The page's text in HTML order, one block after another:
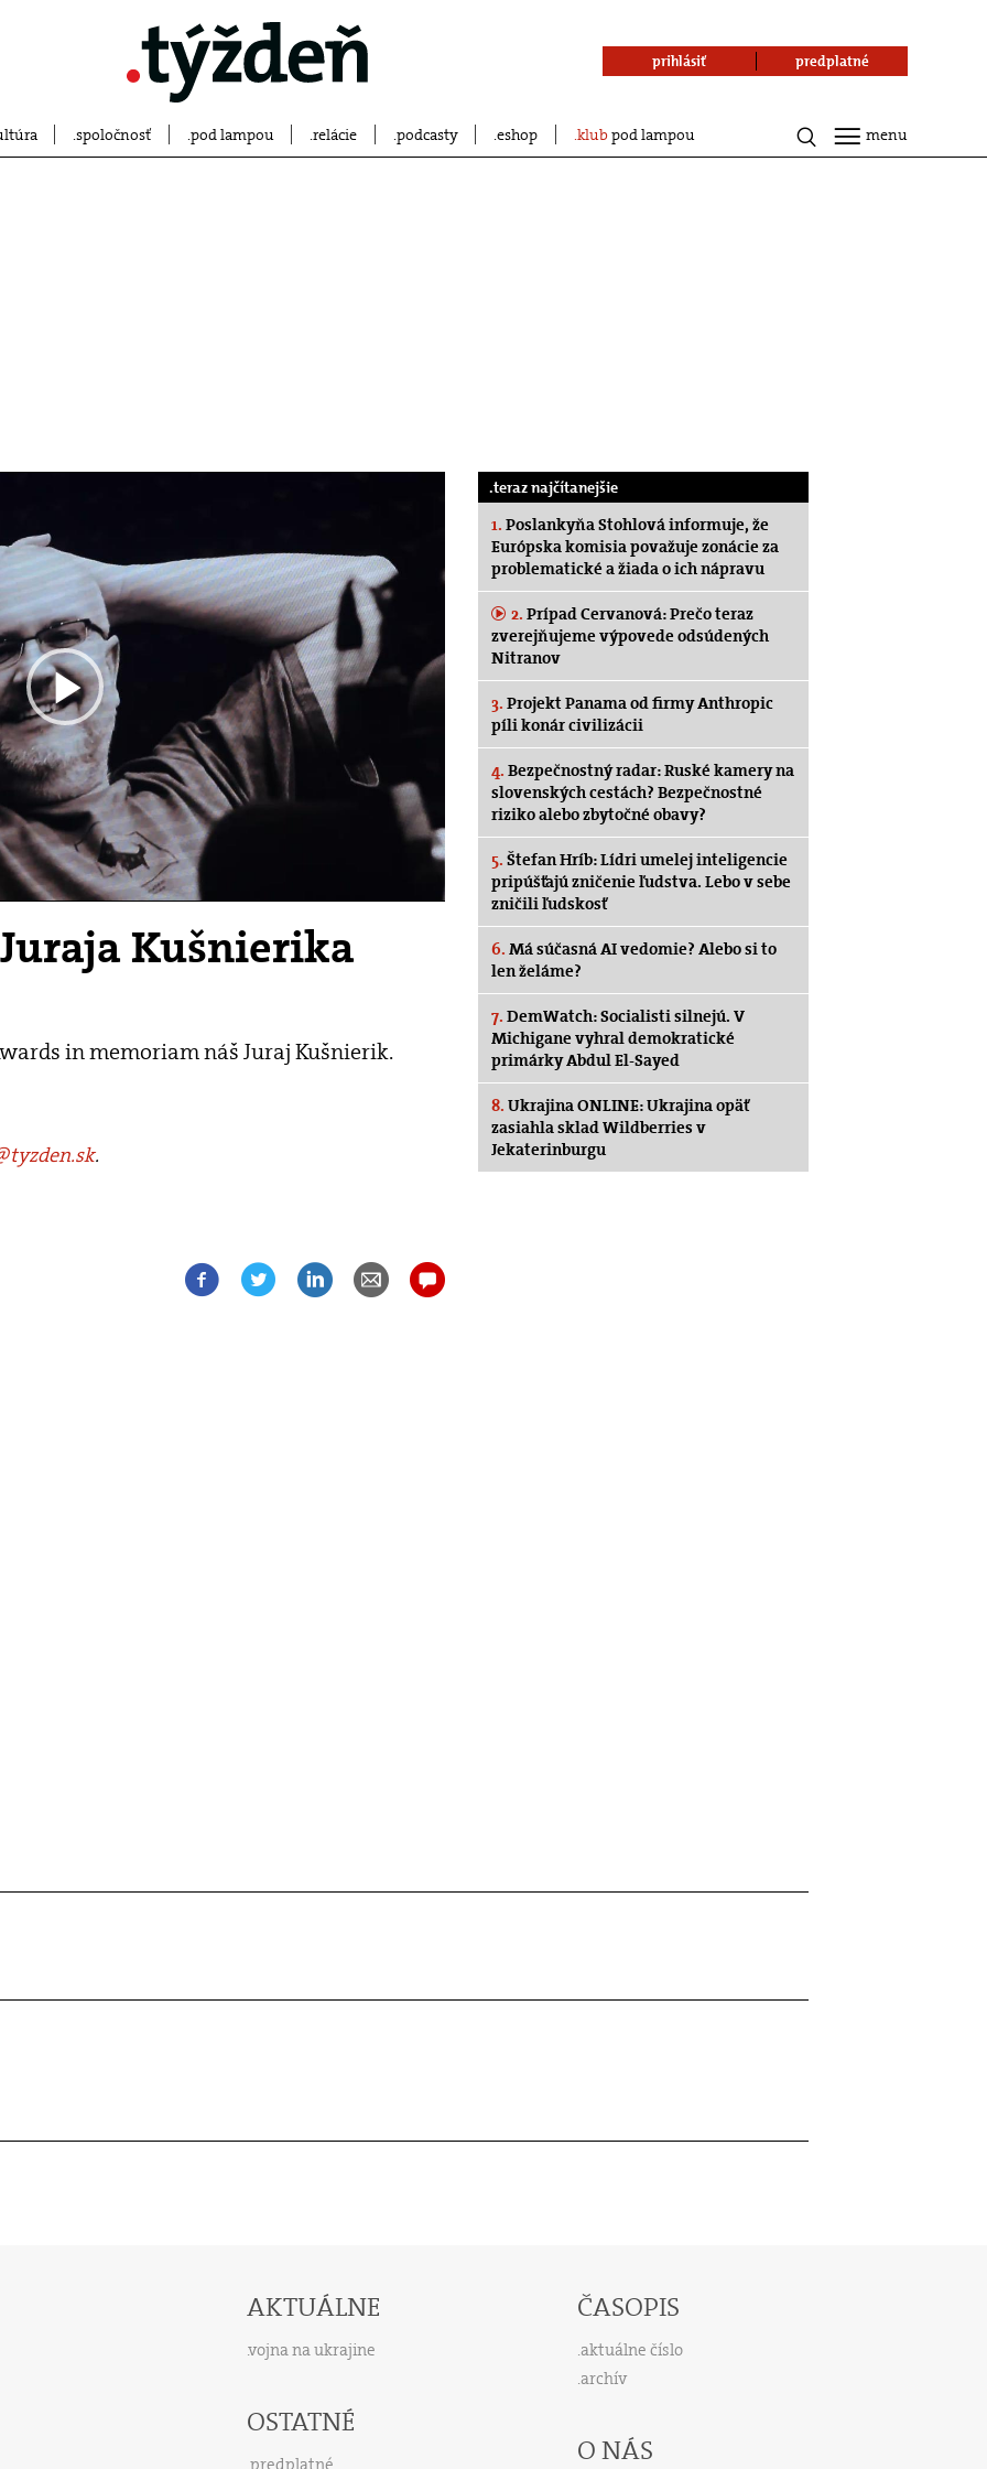
spoločnosť pod lampou relácie podcasty eshop klubpod lampou
prihlásiť predplatné
menu
Play
Video
Kušnierika
in memoriam náš Juraj Kušnierik.
.
.teraz najčítanejšie
1. Poslankyňa Stohlová informuje, že
Európska komisia považuje zonácie za
problematické a žiada o ich nápravu
2. Prípad Cervanová: Prečo teraz
zverejňujeme výpovede odsúdených
Nitranov
3. Projekt Panama od firmy Anthropic
píli konár civilizácii
4. Bezpečnostný radar: Ruské kamery na
slovenských cestách? Bezpečnostné
riziko alebo zbytočné obavy?
5. Štefan Hríb: Lídri umelej inteligencie
pripúšťajú zničenie ľudstva. Lebo v sebe
zničili ľudskosť
6. Má súčasná AI vedomie? Alebo si to
len želáme?
7. DemWatch: Socialisti silnejú. V
Michigane vyhral demokratické
primárky Abdul El-Sayed
8. Ukrajina ONLINE: Ukrajina opäť
zasiahla sklad Wildberries v
Jekaterinburgu
AKTUÁLNE
vojna na ukrajine
OSTATNÉ
predplatné
ČASOPIS
aktuálne číslo
archív
O NÁS